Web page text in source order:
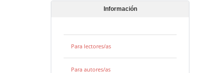
Información
Para lectores/as
Para autores/as